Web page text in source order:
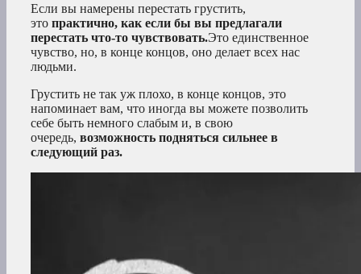
Если вы намерены перестать грустить,
это практично, как если бы вы предлагали
перестать что-то чувствовать.Это единственное
чувство, но, в конце концов, оно делает всех нас
людьми.
Грустить не так уж плохо, в конце концов, это
напоминает вам, что иногда вы можете позволить
себе быть немного слабым и, в свою
очередь, возможность подняться сильнее в
следующий раз.